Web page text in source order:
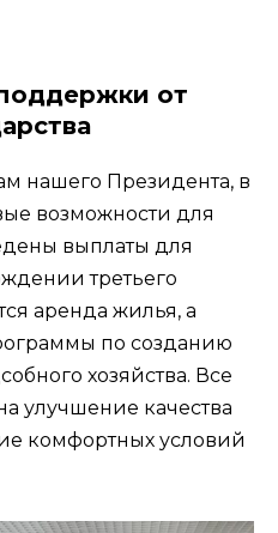
от
нашего Президента, в
возможности для
выплаты для
третьего
аренда жилья, а
по созданию
хозяйства. Все
улучшение качества
комфортных условий